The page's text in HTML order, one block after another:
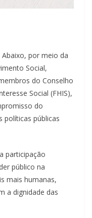
por meio da
Social,
do Conselho
Social (FHIS),
do
públicas
participação
público na
mais humanas,
a dignidade das